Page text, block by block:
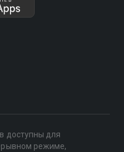
доступны для
режиме,